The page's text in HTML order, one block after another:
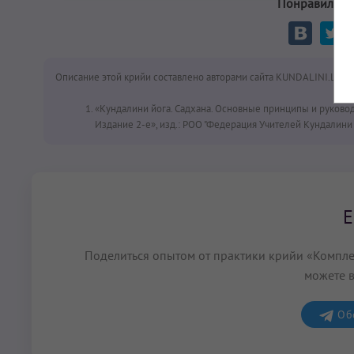
Описание этой крийи составлено авторами сайта
«Кундалини йога. Садхана. Основные принципы и
Издание 2-е», изд.: РОО "Федерация Учителей Кундалини
Поделиться опытом от практики крийи
можете